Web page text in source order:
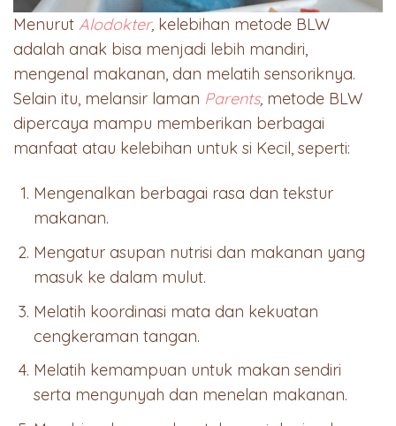
Menurut Alodokter, kelebihan metode BLW
adalah anak bisa menjadi lebih mandiri,
mengenal makanan, dan melatih sensoriknya.
Selain itu, melansir laman Parents, metode BLW
dipercaya mampu memberikan berbagai
manfaat atau kelebihan untuk si Kecil, seperti:
Mengenalkan berbagai rasa dan tekstur
makanan.
Mengatur asupan nutrisi dan makanan yang
masuk ke dalam mulut.
Melatih koordinasi mata dan kekuatan
cengkeraman tangan.
Melatih kemampuan untuk makan sendiri
serta mengunyah dan menelan makanan.